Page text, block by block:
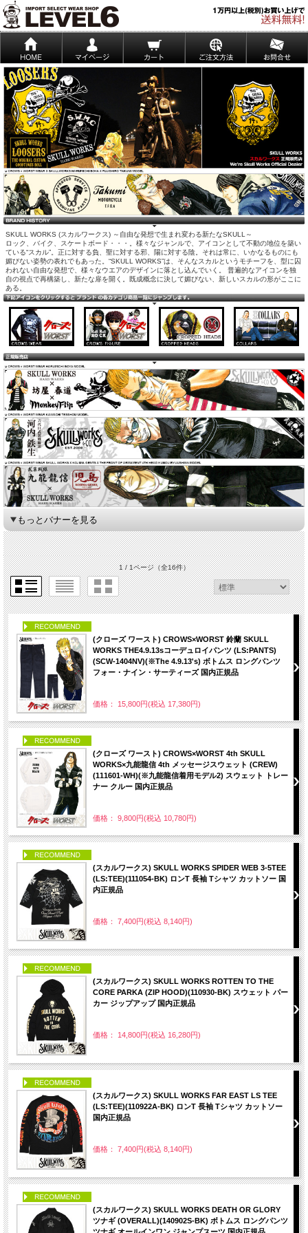
SKULL WORKS (スカルワークス) ～自由な発想で生まれ変わる新たなSKULL～
ロック、バイク、スケートボード・・・。様々なジャンルで、アイコンとして不動の地位を築い
ている“スカル”。正に対する負、聖に対する邪、陽に対する陰。それは常に、いかなるものにも
媚びない姿勢の表れでもあった。“SKULL WORKS”は、そんなスカルというモチーフを、型に囚
われない自由な発想で、様々なウエアのデザインに落とし込んでいく。 普遍的なアイコンを独
自の視点で再構築し、新たな扉を開く。既成概念に決して媚びない、新しいスカルの形がここに
ある。
もっとバナーを見る
1 / 1ページ（全16件）
(クローズ ワースト) CROWS×WORST 鈴蘭 SKULL
WORKS THE4.9.13sコーデュロイパンツ (LS:PANTS)
(SCW-1404NV)(※The 4.9.13's) ボトムス ロングパンツ
フォー・ナイン・サーティーズ 国内正規品
価格： 15,800円(税込 17,380円)
(クローズ ワースト) CROWS×WORST 4th SKULL
WORKS×九能龍信 4th メッセージスウェット (CREW)
(111601-WH)(※九能龍信着用モデル2) スウェット トレー
ナー クルー 国内正規品
価格： 9,800円(税込 10,780円)
(スカルワークス) SKULL WORKS SPIDER WEB 3-5TEE
(LS:TEE)(111054-BK) ロンT 長袖 Tシャツ カットソー 国
内正規品
価格： 7,400円(税込 8,140円)
(スカルワークス) SKULL WORKS ROTTEN TO THE
CORE PARKA (ZIP HOOD)(110930-BK) スウェット パー
カー ジップアップ 国内正規品
価格： 14,800円(税込 16,280円)
(スカルワークス) SKULL WORKS FAR EAST LS TEE
(LS:TEE)(110922A-BK) ロンT 長袖 Tシャツ カットソー
国内正規品
価格： 7,400円(税込 8,140円)
(スカルワークス) SKULL WORKS DEATH OR GLORY
ツナギ (OVERALL)(140902S-BK) ボトムス ロングパンツ